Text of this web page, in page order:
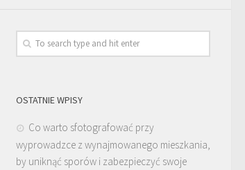
OSTATNIE WPISY
Co warto sfotografować przy
wyprowadzce z wynajmowanego mieszkania,
by uniknąć sporów i zabezpieczyć swoje